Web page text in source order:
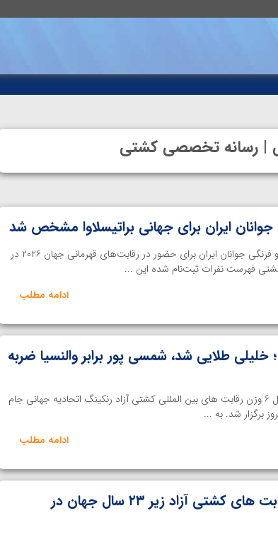
| رسانه تخصصی کشتی
ایران برای جهانی براتیسلاوا مشخص شد
خانه کشتی | تیم‌های ملی کشتی آزاد و فرنگی جوانان ایران برای حضور در رقابت‌های قهرمانی جهان ۲۰۲۶ در
فهرست نفرات ثبت‌نام شده این ...
ادامه مطلب
طلایی شد، شمسی پور برابر والنسیا ضربه
خانه کشتی | مسابقات رده بندی و فینال 6 وزن رقابت های بین المللی کشتی آزاد رنکینگ اتحادیه جهانی جام
ادامه مطلب
تیم ایران نایب قهرمانی رقابت های کشتی آزاد زیر ۲۳ سال جهان در